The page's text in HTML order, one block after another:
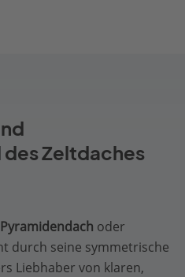
Zeltdaches
Pyramidendach oder
durch seine symmetrische
Liebhaber von klaren,